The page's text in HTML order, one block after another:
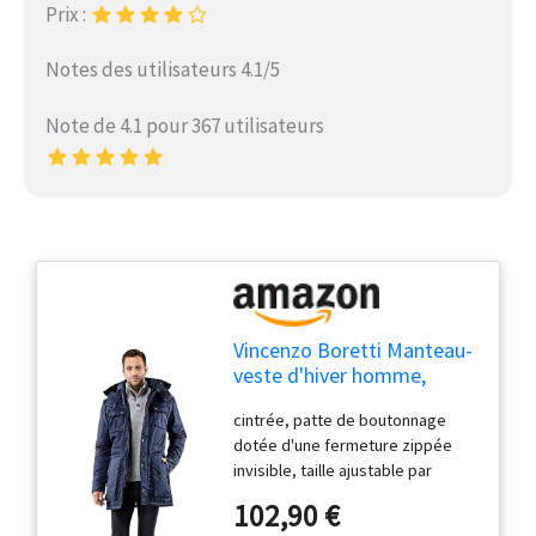
Prix :
Notes des utilisateurs 4.1/5
Note de 4.1 pour 367 utilisateurs
Vincenzo Boretti Manteau-
veste d'hiver homme,
élegant-casual,
imperméable, capuche
détachable et grandes
poches doublées douces,
chaud par temps froid bleu
cintrée, patte de boutonnage
dotée d'une fermeture zippée
invisible, taille ajustable par
capuche amovible, capuche
102,90 €